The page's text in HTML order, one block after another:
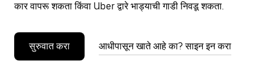
कार वापरू शकता किंवा Uber द्वारे भाड्याची गाडी निवडू शकता.
सुरुवात करा आधीपासून खाते आहे का? साइन इन करा